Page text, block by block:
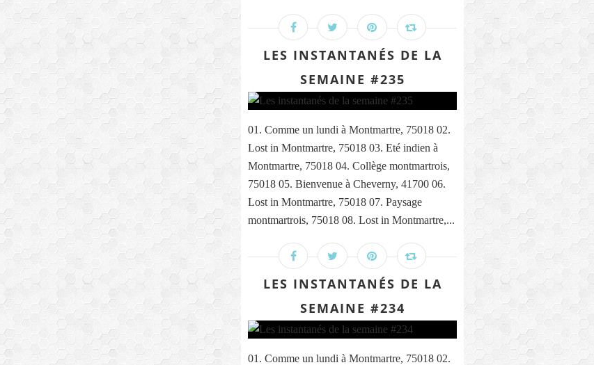
LES INSTANTANÉS DE LA
SEMAINE #235
01. Comme un lundi à Montmartre, 75018 02.
Lost in Montmartre, 75018 03. Eté indien à
Montmartre, 75018 04. Collège montmartrois,
75018 05. Bienvenue à Cheverny, 41700 06.
Lost in Montmartre, 75018 07. Paysage
montmartrois, 75018 08. Lost in Montmartre,...
LES INSTANTANÉS DE LA
SEMAINE #234
01. Comme un lundi à Montmartre, 75018 02.